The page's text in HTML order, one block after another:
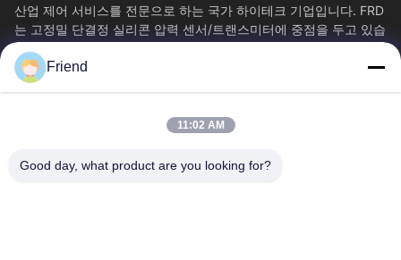
산업 제어 서비스를 전문으로 하는 국가 하이테크 기업입니다. FRD
는 고정밀 단결정 실리콘 압력 센서/트랜스미터에 중점을 두고 있습
니다. 클래스 0.05...
빠른 링크
회사 소개
공장 투어
품질 관리
Friend
11:02 AM
Good day, what product are you looking for?